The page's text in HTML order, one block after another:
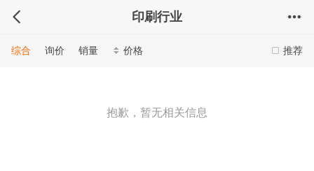
印刷行业
推荐
综合 询价 销量 价格
抱歉，暂无相关信息